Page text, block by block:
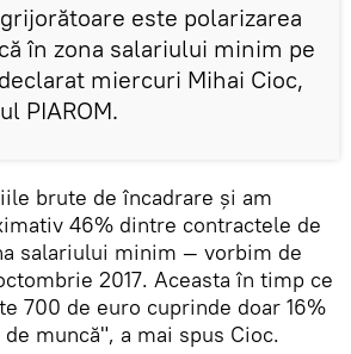
este polarizarea
în zona salariului minim pe
miercuri Mihai Cioc,
PIAROM.
brute de încadrare şi am
46% dintre contractele de
salariului minim — vorbim de
2017. Aceasta în timp ce
700 de euro cuprinde doar 16%
muncă", a mai spus Cioc.